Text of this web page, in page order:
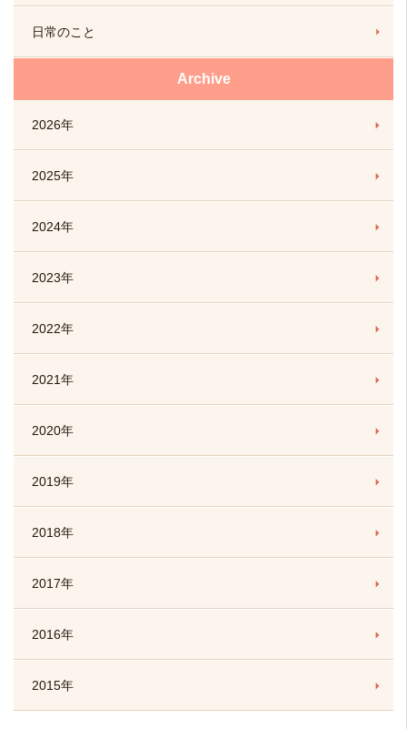
日常のこと
Archive
2026年
2025年
2024年
2023年
2022年
2021年
2020年
2019年
2018年
2017年
2016年
2015年